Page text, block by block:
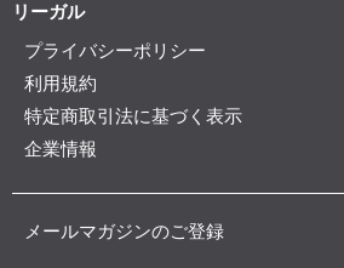
リーガル
プライバシーポリシー
利用規約
特定商取引法に基づく表示
企業情報
メールマガジンのご登録